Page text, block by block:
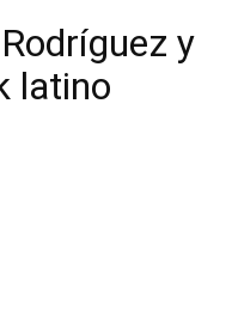
y
latino